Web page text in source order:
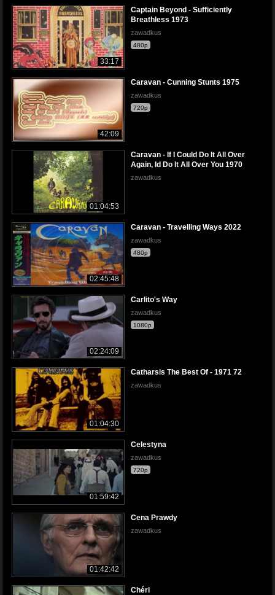
33:17
Captain Beyond - Sufficiently
Breathless 1973
zawadkus
480p
42:09
Caravan - Cunning Stunts 1975
zawadkus
720p
01:04:53
Caravan - If I Could Do It All Over
Again, Id Do It All Over You 1970
zawadkus
02:45:48
Caravan - Travelling Ways 2022
zawadkus
480p
02:24:09
Carlito's Way
zawadkus
1080p
01:04:30
Catharsis The Best Of - 1971 72
zawadkus
01:59:42
Celestyna
zawadkus
720p
01:42:42
Cena Prawdy
zawadkus
Chéri